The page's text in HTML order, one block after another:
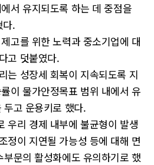
서 유지되도록 하는 데 중점을
다.
고를 위한 노력과 중소기업에 대
고 덧붙였다.
는 성장세 회복이 지속되도록 지
이 물가안정목표 범위 내에서 유
고 운용키로 했다.
우리 경제 내부에 불균형이 발생
정이 지연될 가능성 등에 대해 면
문의 활성화에도 유의하기로 했